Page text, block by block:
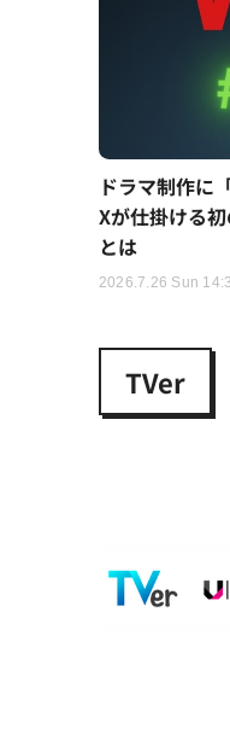
ドラマ制作に
Xが仕掛ける
とは
2026.7.26 Sun
TVer